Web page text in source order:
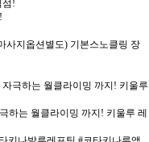
지옵션별도) 기본스노클링 장
하는 월클라이밍 까지! 키울루 레
키나발루레프팅 #코타키나루액